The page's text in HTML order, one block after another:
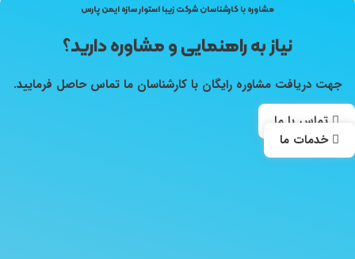
مشاوره با کارشناسان شرکت زیبا استوار سازه ایمن پارس
نیاز به راهنمایی و مشاوره دارید؟
جهت دریافت مشاوره رایگان با کارشناسان ما تماس حاصل فرمایید.
تماس با ما
خدمات ما